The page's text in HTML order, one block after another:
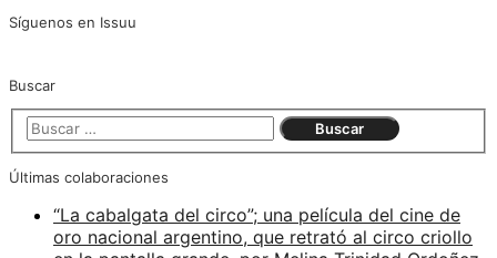
Síguenos en Issuu
Buscar
Últimas colaboraciones
“La cabalgata del circo”; una película del cine de
oro nacional argentino, que retrató al circo criollo